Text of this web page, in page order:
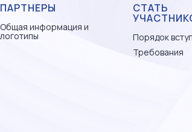
ПАРТНЕРЫ
Общая информация и
логотипы
СТАТЬ
Порядок
Требования